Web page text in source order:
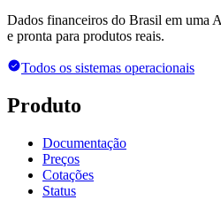
Dados financeiros do Brasil em uma
e pronta para produtos reais.
Todos os sistemas operacionais
Produto
Documentação
Preços
Cotações
Status